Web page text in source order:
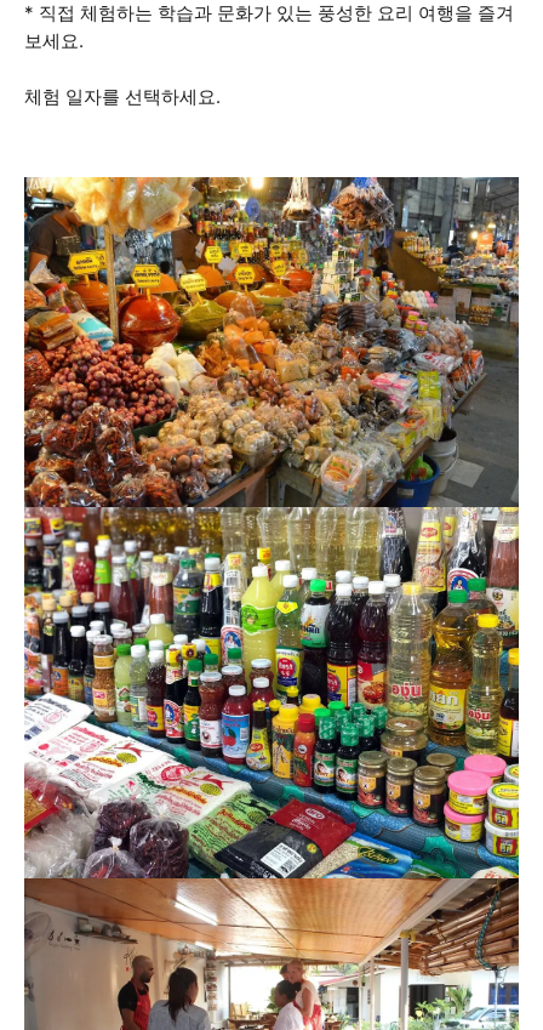
* 직접 체험하는 학습과 문화가 있는 풍성한 요리 여행을 즐겨
보세요.
체험 일자를 선택하세요.